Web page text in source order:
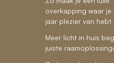
overkapping waar je
jaar plezier van hebt
Meer licht in huis
juiste